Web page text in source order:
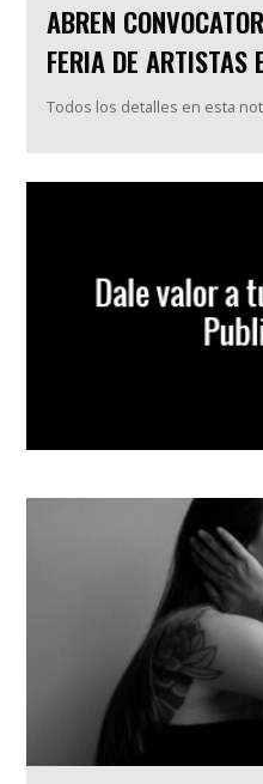
ABREN
FERIA DE ARTISTAS
Todos los detalles en esta